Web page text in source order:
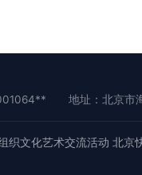
地址：北京市
织文化艺术交流活动 北京